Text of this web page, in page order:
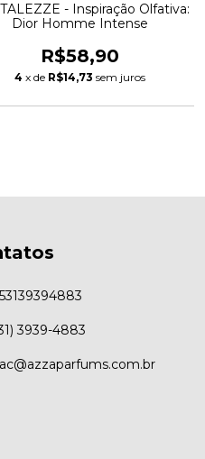
- Inspiração Olfativa:
Dior Homme Intense
R$58,90
4 x de R$14,73 sem juros
3939-4883